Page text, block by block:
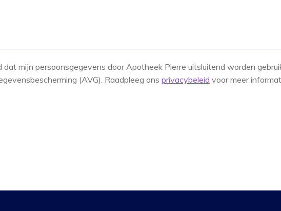
dat mijn persoonsgegevens door Apotheek Pierre uitsluitend worden
(AVG). Raadpleeg ons privacybeleid voor meer